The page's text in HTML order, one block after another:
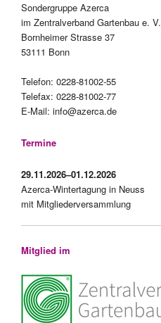
Sondergruppe Azerca
im Zentralverband Gartenbau e. V.
Bornheimer Strasse 37
53111 Bonn
Telefon: 0228-81002-55
Telefax: 0228-81002-77
E-Mail: info@azerca.de
Termine
29.11.2026–01.12.2026
Azerca-Wintertagung in Neuss
mit Mitgliederversammlung
Mitglied im